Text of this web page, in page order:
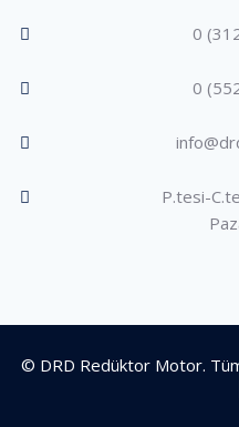
0
0
P.tesi-
© DRD Redüktor Motor. Tüm